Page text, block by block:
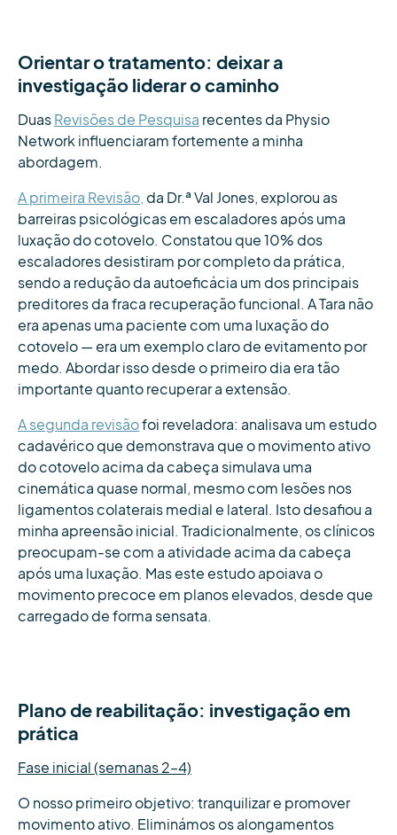
Orientar o tratamento: deixar a
investigação liderar o caminho
Duas Revisões de Pesquisa recentes da Physio
Network influenciaram fortemente a minha
abordagem.
A primeira Revisão, da Dr.ª Val Jones, explorou as
barreiras psicológicas em escaladores após uma
luxação do cotovelo. Constatou que 10% dos
escaladores desistiram por completo da prática,
sendo a redução da autoeficácia um dos principais
preditores da fraca recuperação funcional. A Tara não
era apenas uma paciente com uma luxação do
cotovelo — era um exemplo claro de evitamento por
medo. Abordar isso desde o primeiro dia era tão
importante quanto recuperar a extensão.
A segunda revisãofoi reveladora: analisava um estudo
cadavérico que demonstrava que o movimento ativo
do cotovelo acima da cabeça simulava uma
cinemática quase normal, mesmo com lesões nos
ligamentos colaterais medial e lateral. Isto desafiou a
minha apreensão inicial. Tradicionalmente, os clínicos
preocupam-se com a atividade acima da cabeça
após uma luxação. Mas este estudo apoiava o
movimento precoce em planos elevados, desde que
carregado de forma sensata.
Plano de reabilitação: investigação em
prática
Fase inicial (semanas 2–4)
O nosso primeiro objetivo: tranquilizar e promover
movimento ativo. Eliminámos os alongamentos